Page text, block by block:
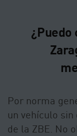
¿Puedo
Por norma
un vehículo
de la ZBE. No